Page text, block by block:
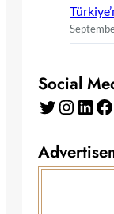
Social
Twitter Instagram LinkedIn Facebook